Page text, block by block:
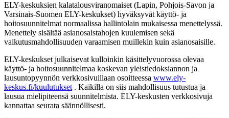
ELY-keskuksien kalatalousviranomaiset (Lapin, Pohjois-Savon ja
Varsinais-Suomen ELY-keskukset) hyväksyvät käyttö- ja
hoitosuunnitelmat normaalissa hallintolain mukaisessa menettelyssä.
Menettely sisältää asianosaistahojen kuulemisen sekä
vaikutusmahdollisuuden varaamisen muillekin kuin asianosaisille.
ELY-keskukset julkaisevat kulloinkin käsittelyvuorossa olevaa
käyttö- ja hoitosuunnitelmaa koskevan yleistiedoksiannon ja
lausuntopyynnön verkkosivuillaan osoitteessa www.ely-
keskus.fi/kuulutukset . Kaikilla on siis mahdollisuus tutustua ja
lausua mielipiteensä suunnitelmista. ELY-keskusten verkkosivuja
kannattaa seurata säännöllisesti.